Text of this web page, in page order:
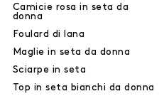
Camicie rosa in seta da
donna
Foulard di lana
Maglie in seta da donna
Sciarpe in seta
Top in seta bianchi da donna